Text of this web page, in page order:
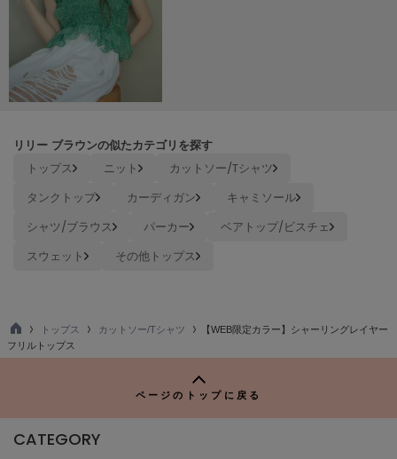
PATRICK
パトリック
Philly chocolate
フィリーチョコレート
poláura
ポローラ
PUMA
プーマ
SALOMON
サンリオハウス
リリー ブラウンの似たカテゴリを探す
トップス ニット
カットソー/Tシャツ
タンクトップ
カーディガン
キャミソール
シャツ/ブラウス
パーカー
ベアトップ/ビスチェ
スウェット
その他トップス
TO
P
トップス カットソー/Tシャツ
【WEB限定カラー】シャーリングレイヤー
フリルトップス
ページのトップに戻る
CATEGORY